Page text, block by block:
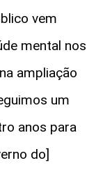
vem
mental nos
ampliação
um
anos para
do]